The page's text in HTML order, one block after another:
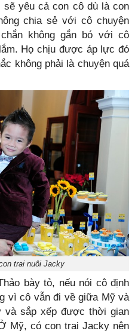
yêu cả con cô dù là con
chia sẻ với cô chuyện
không gắn bó với cô
Họ chịu được áp lực đó
không phải là chuyện quá
trai nuôi Jacky
bày tỏ, nếu nói cô định
vì cô vẫn đi về giữa Mỹ và
và sắp xếp được thời gian
Mỹ, có con trai Jacky nên